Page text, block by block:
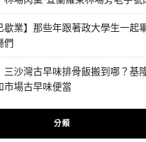
歇業】那些年跟著政大學生一起
們
三沙灣古早味排骨飯搬到哪？基
市場古早味便當
分類